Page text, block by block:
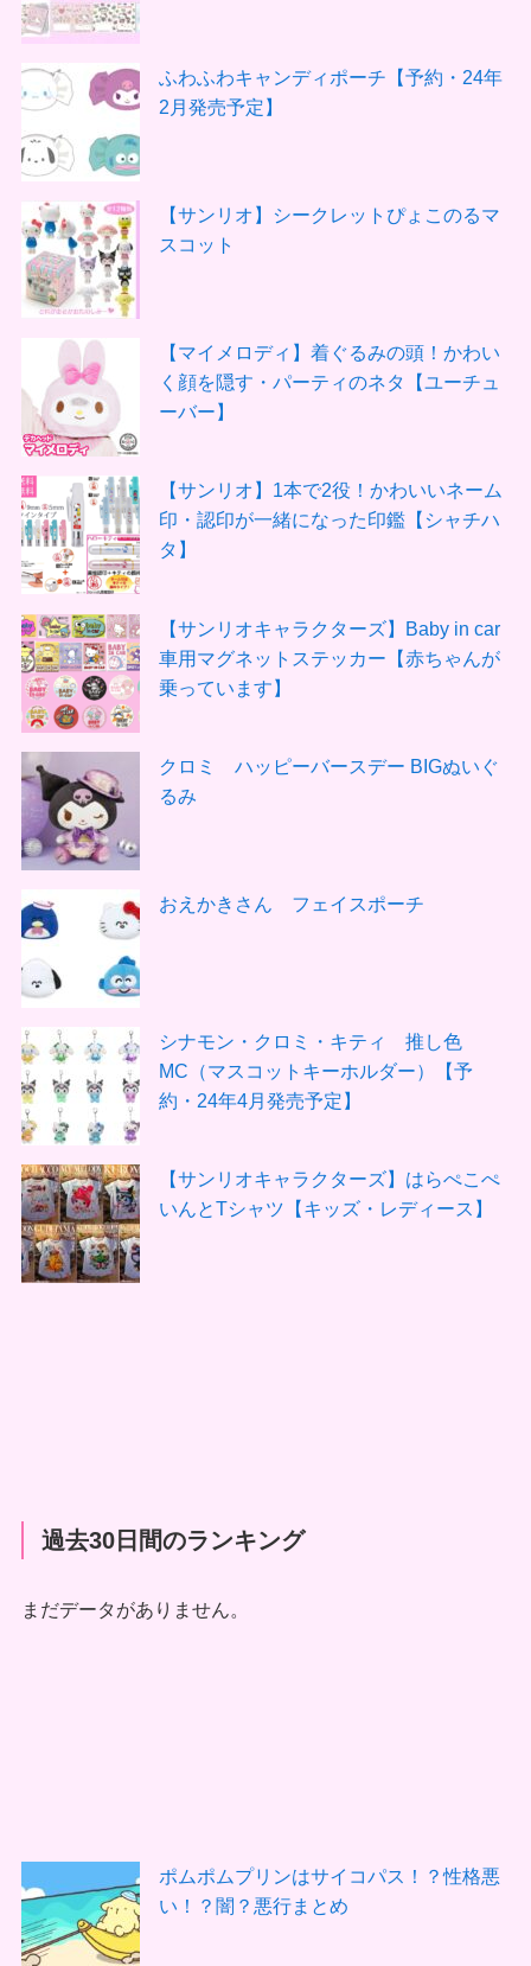
ふわふわキャンディポーチ【予約・24年
2月発売予定】
【サンリオ】シークレットぴょこのるマ
スコット
【マイメロディ】着ぐるみの頭！かわい
く顔を隠す・パーティのネタ【ユーチュ
ーバー】
【サンリオ】1本で2役！かわいいネーム
印・認印が一緒になった印鑑【シャチハ
タ】
【サンリオキャラクターズ】Baby in car
車用マグネットステッカー【赤ちゃんが
乗っています】
クロミ ハッピーバースデー BIGぬいぐ
るみ
おえかきさん フェイスポーチ
シナモン・クロミ・キティ 推し色
MC（マスコットキーホルダー）【予
約・24年4月発売予定】
【サンリオキャラクターズ】はらぺこぺ
いんとTシャツ【キッズ・レディース】
過去30日間のランキング
まだデータがありません。
ポムポムプリンはサイコパス！？性格悪
い！？闇？悪行まとめ